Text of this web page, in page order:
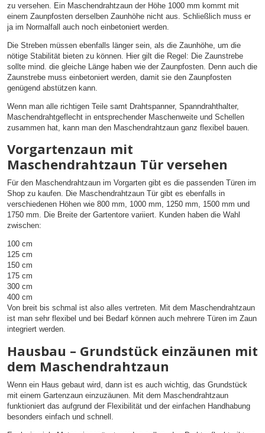
zu versehen. Ein Maschendrahtzaun der Höhe 1000 mm kommt mit
einem Zaunpfosten derselben Zaunhöhe nicht aus. Schließlich muss er
ja im Normalfall auch noch einbetoniert werden.
Die Streben müssen ebenfalls länger sein, als die Zaunhöhe, um die
nötige Stabilität bieten zu können. Hier gilt die Regel: Die Zaunstrebe
sollte mind. die gleiche Länge haben wie der Zaunpfosten. Denn auch die
Zaunstrebe muss einbetoniert werden, damit sie den Zaunpfosten
genügend abstützen kann.
Wenn man alle richtigen Teile samt Drahtspanner, Spanndrahthalter,
Maschendrahtgeflecht in entsprechender Maschenweite und Schellen
zusammen hat, kann man den Maschendrahtzaun ganz flexibel bauen.
Vorgartenzaun mit
Maschendrahtzaun Tür versehen
Für den Maschendrahtzaun im Vorgarten gibt es die passenden Türen im
Shop zu kaufen. Die Maschendrahtzaun Tür gibt es ebenfalls in
verschiedenen Höhen wie 800 mm, 1000 mm, 1250 mm, 1500 mm und
1750 mm. Die Breite der Gartentore variiert. Kunden haben die Wahl
zwischen:
100 cm
125 cm
150 cm
175 cm
300 cm
400 cm
Von breit bis schmal ist also alles vertreten. Mit dem Maschendrahtzaun
ist man sehr flexibel und bei Bedarf können auch mehrere Türen im Zaun
integriert werden.
Hausbau – Grundstück einzäunen mit
dem Maschendrahtzaun
Wenn ein Haus gebaut wird, dann ist es auch wichtig, das Grundstück
mit einem Gartenzaun einzuzäunen. Mit dem Maschendrahtzaun
funktioniert das aufgrund der Flexibilität und der einfachen Handhabung
besonders einfach und schnell.